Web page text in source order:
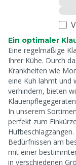
Ein optimaler
Eine regelmäßige
Ihrer Kühe. Durch
Krankheiten wie
eine Kuh lahmt und
verhindern, bieten
In unserem
perfekt zum
Bedürfnissen am
mit einer
in verschiedenen